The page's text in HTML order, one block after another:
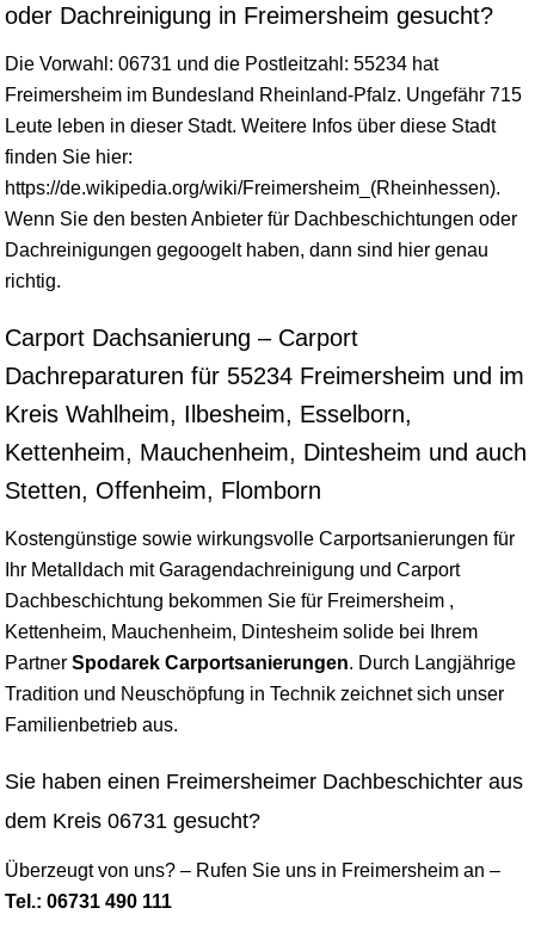
oder Dachreinigung in Freimersheim gesucht?
Die Vorwahl: 06731 und die Postleitzahl: 55234 hat
Freimersheim im Bundesland Rheinland-Pfalz. Ungefähr 715
Leute leben in dieser Stadt. Weitere Infos über diese Stadt
finden Sie hier:
https://de.wikipedia.org/wiki/Freimersheim_(Rheinhessen).
Wenn Sie den besten Anbieter für Dachbeschichtungen oder
Dachreinigungen gegoogelt haben, dann sind hier genau
richtig.
Carport Dachsanierung – Carport
Dachreparaturen für 55234 Freimersheim und im
Kreis Wahlheim, Ilbesheim, Esselborn,
Kettenheim, Mauchenheim, Dintesheim und auch
Stetten, Offenheim, Flomborn
Kostengünstige sowie wirkungsvolle Carportsanierungen für
Ihr Metalldach mit Garagendachreinigung und Carport
Dachbeschichtung bekommen Sie für Freimersheim ,
Kettenheim, Mauchenheim, Dintesheim solide bei Ihrem
Partner Spodarek Carportsanierungen. Durch Langjährige
Tradition und Neuschöpfung in Technik zeichnet sich unser
Familienbetrieb aus.
Sie haben einen Freimersheimer Dachbeschichter aus
dem Kreis 06731 gesucht?
Überzeugt von uns? – Rufen Sie uns in Freimersheim an –
Tel.: 06731 490 111